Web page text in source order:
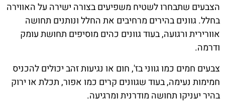
הצבעים שתבחרו לשטיח משפיעים בצורה ישירה על האווירה
בחלל. גוונים בהירים מרחיבים את החלל ונותנים תחושה
אוורירית ורגועה, בעוד גוונים כהים מוסיפים תחושת עומק
ודרמה.
צבעים חמים כמו גווני בז', חום או נגיעות זהב יכולים להכניס
חמימות נעימה, בעוד שגוונים קרים כמו אפור, תכלת או ירוק
בהיר יעניקו תחושה מודרנית ומרגיעה.